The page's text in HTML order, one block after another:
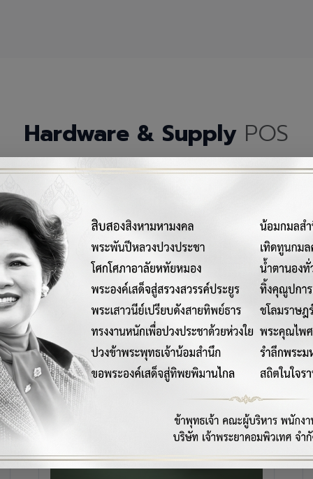
Hardware & Supply POS
ณ์เครื่องมือฮาร์ดแวร์และวัสดุสิ้นเปลืองคุณภาพสูงสำหรับระบบ